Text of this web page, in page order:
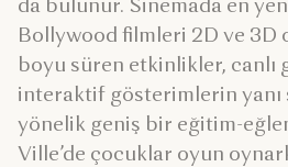
da bulunur. Sinemada en
Bollywood filmleri 2D ve 3D
boyu süren etkinlikler, canlı
interaktif gösterimlerin yanı
yönelik geniş bir eğitim-
Ville’de çocuklar oyun